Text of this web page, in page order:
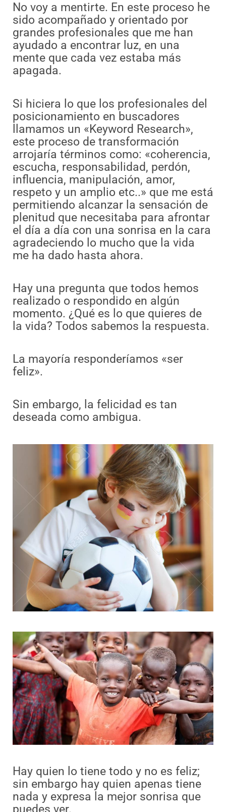
No voy a mentirte. En este proceso he
sido acompañado y orientado por
grandes profesionales que me han
ayudado a encontrar luz, en una
mente que cada vez estaba más
apagada.
Si hiciera lo que los profesionales del
posicionamiento en buscadores
llamamos un «Keyword Research»,
este proceso de transformación
arrojaría términos como: «coherencia,
escucha, responsabilidad, perdón,
influencia, manipulación, amor,
respeto y un amplio etc..» que me está
permitiendo alcanzar la sensación de
plenitud que necesitaba para afrontar
el día a día con una sonrisa en la cara
agradeciendo lo mucho que la vida
me ha dado hasta ahora.
Hay una pregunta que todos hemos
realizado o respondido en algún
momento. ¿Qué es lo que quieres de
la vida? Todos sabemos la respuesta.
La mayoría responderíamos «ser
feliz».
Sin embargo, la felicidad es tan
deseada como ambigua.
Hay quien lo tiene todo y no es feliz;
sin embargo hay quien apenas tiene
nada y expresa la mejor sonrisa que